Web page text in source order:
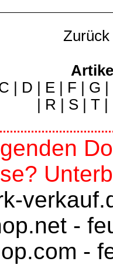
Zurück
D E| F G
R S| T|
-
-